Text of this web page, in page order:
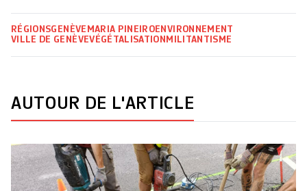
RÉGIONSGENÈVE MARIA PINEIRO ENVIRONNEMENT
VILLE DE GENÈVEVÉGÉTALISATION MILITANTISME
AUTOUR DE L'ARTICLE